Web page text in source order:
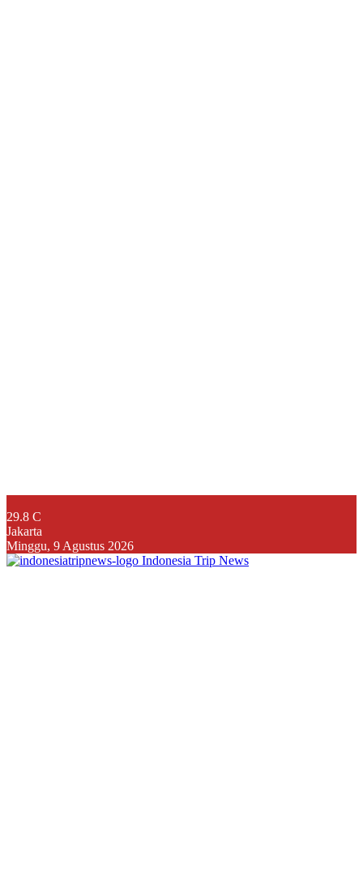
29.8 C
Jakarta
Minggu, 9 Agustus 2026
Indonesia Trip News